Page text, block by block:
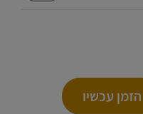
הזמן עכשיו